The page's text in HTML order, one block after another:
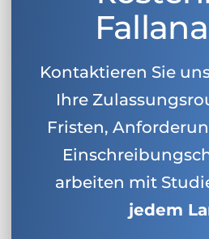
Kontaktieren Sie
Ihre
Fristen,
arbeiten mit
jedem